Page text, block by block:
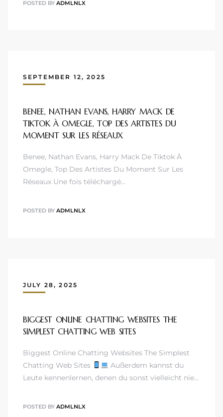
POSTED BY ADMLNLX
SEPTEMBER 12, 2025
BENEE, NATHAN EVANS, HARRY MACK DE
TIKTOK À OMEGLE, TOP DES ARTISTES DU
MOMENT SUR LES RÉSEAUX
Benee, Nathan Evans, Harry Mack De Tiktok À
Omegle, Top Des Artistes Du Moment Sur Les
Réseaux Une fois téléchargé…
POSTED BY ADMLNLX
JULY 28, 2025
BIGGEST ONLINE CHATTING WEBSITES THE
SIMPLEST CHATTING WEB SITES
Biggest Online Chatting Websites The Simplest
Chatting Web Sites
Außerdem kannst du
Leute kennenlernen, denen du sonst vielleicht nie…
POSTED BY ADMLNLX